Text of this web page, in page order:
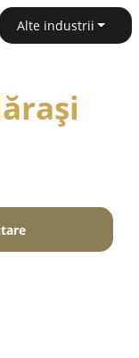
Alte industrii